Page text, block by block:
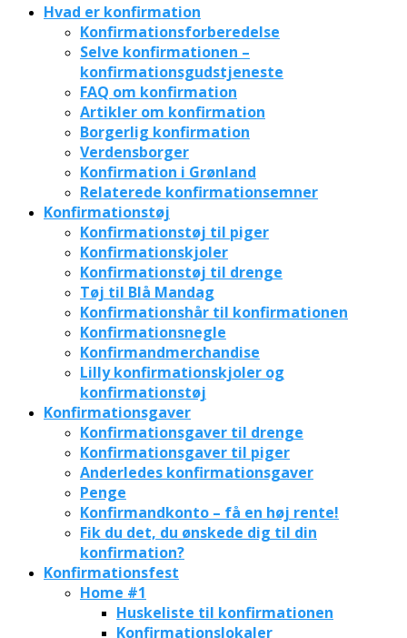
Hvad er konfirmation
Konfirmationsforberedelse
Selve konfirmationen –
konfirmationsgudstjeneste
FAQ om konfirmation
Artikler om konfirmation
Borgerlig konfirmation
Verdensborger
Konfirmation i Grønland
Relaterede konfirmationsemner
Konfirmationstøj
Konfirmationstøj til piger
Konfirmationskjoler
Konfirmationstøj til drenge
Tøj til Blå Mandag
Konfirmationshår til konfirmationen
Konfirmationsnegle
Konfirmandmerchandise
Lilly konfirmationskjoler og
konfirmationstøj
Konfirmationsgaver
Konfirmationsgaver til drenge
Konfirmationsgaver til piger
Anderledes konfirmationsgaver
Penge
Konfirmandkonto – få en høj rente!
Fik du det, du ønskede dig til din
konfirmation?
Konfirmationsfest
Home #1
Huskeliste til konfirmationen
Konfirmationslokaler